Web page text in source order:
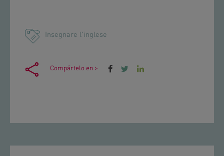
Insegnare l'inglese
Compártelo en >